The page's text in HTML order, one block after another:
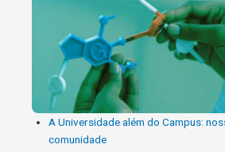
A Universidade além do Campus:
comunidade